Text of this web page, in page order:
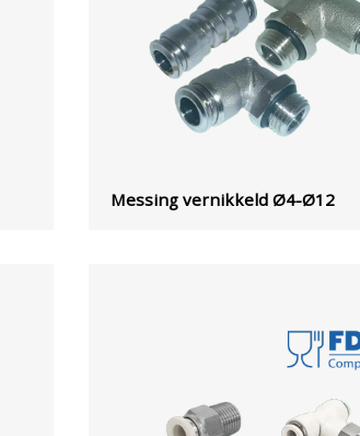
Messing vernikkeld Ø4-Ø12